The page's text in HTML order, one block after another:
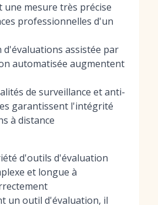
mesure très précise
professionnelles d'un
d'évaluations assistée par
automatisée augmentent
de surveillance et anti-
garantissent l'intégrité
à distance
d'outils d'évaluation
et longue à
un outil d'évaluation, il